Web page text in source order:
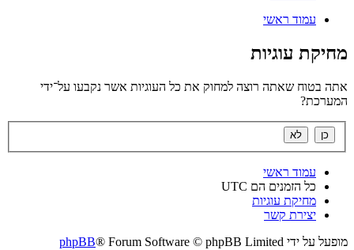
עמוד ראשי
מחיקת עוגיות
אתה בטוח שאתה רוצה למחוק את כל העוגיות אשר נקבעו על־ידי
המערכת?
עמוד ראשי
כל הזמנים הם UTC
מחיקת עוגיות
יצירת קשר
מופעל על ידי
phpBB® Forum Software © phpBB Limited